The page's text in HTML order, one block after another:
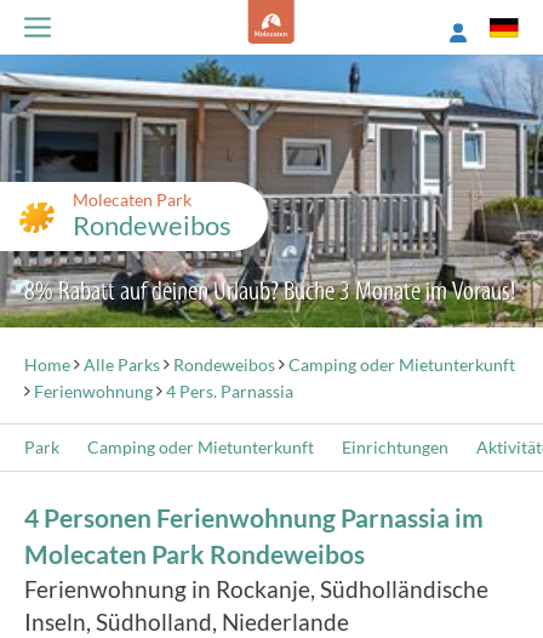
Molecaten Park
Rondeweibos
8% Rabatt auf deinen Urlaub? Buche 3 Monate im Voraus!
Home Alle Parks Rondeweibos
Camping oder Mietunterkunft
Ferienwohnung
4 Pers. Parnassia
Park Camping oder Mietunterkunft Einrichtungen
4 Personen Ferienwohnung Parnassia im
Molecaten Park Rondeweibos
Ferienwohnung in Rockanje, Südholländische
Inseln, Südholland, Niederlande